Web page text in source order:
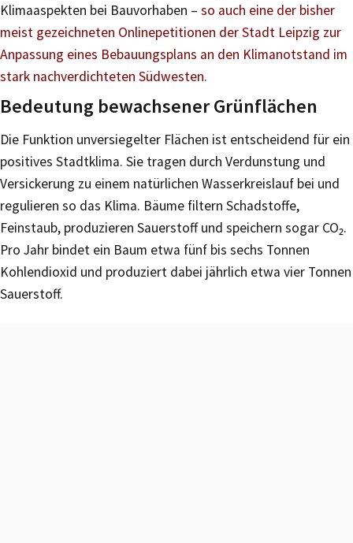
Klimaaspekten bei Bauvorhaben – so auch eine der bisher
meist gezeichneten Onlinepetitionen der Stadt Leipzig zur
Anpassung eines Bebauungsplans an den Klimanotstand im
stark nachverdichteten Südwesten.
Bedeutung bewachsener Grünflächen
Die Funktion unversiegelter Flächen ist entscheidend für ein
positives Stadtklima. Sie tragen durch Verdunstung und
Versickerung zu einem natürlichen Wasserkreislauf bei und
regulieren so das Klima. Bäume filtern Schadstoffe,
Feinstaub, produzieren Sauerstoff und speichern sogar CO₂.
Pro Jahr bindet ein Baum etwa fünf bis sechs Tonnen
Kohlendioxid und produziert dabei jährlich etwa vier Tonnen
Sauerstoff.